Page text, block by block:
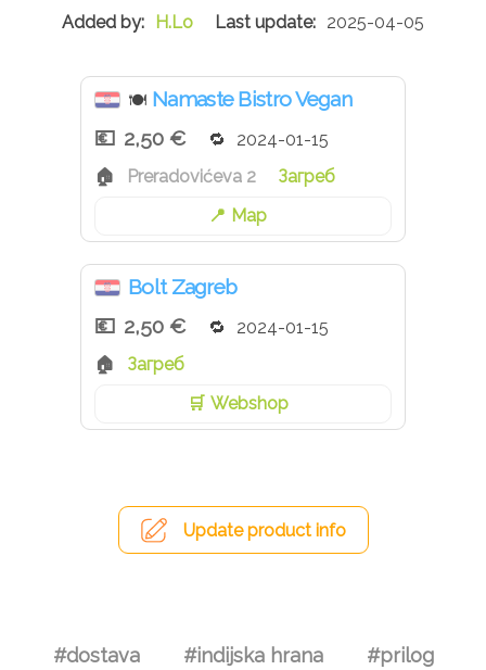
H.Lo 2025-04-05
🍽 Namaste Bistro Vegan
2,50 €
2024-01-15
Preradovićeva 2
Загреб
Map
Bolt Zagreb
2,50 €
2024-01-15
Загреб
Webshop
Update product info
#dostava #indijska hrana #prilog